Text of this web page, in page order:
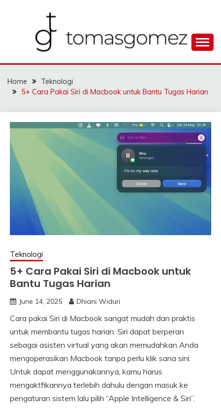
TOMAGOMEZ
Home
Teknologi
5+ Cara Pakai Siri di Macbook untuk Bantu Tugas Harian
Teknologi
5+ Cara Pakai Siri di Macbook untuk
Bantu Tugas Harian
June 14, 2025 Dhiani Widuri
Cara pakai Siri di Macbook sangat mudah dan praktis
untuk membantu tugas harian. Siri dapat berperan
sebagai asisten virtual yang akan memudahkan Anda
mengoperasikan Macbook tanpa perlu klik sana sini.
Untuk dapat menggunakannya, kamu harus
mengaktfikannya terlebih dahulu dengan masuk ke
pengaturan sistem lalu pilih “Apple Intelligence & Siri”.